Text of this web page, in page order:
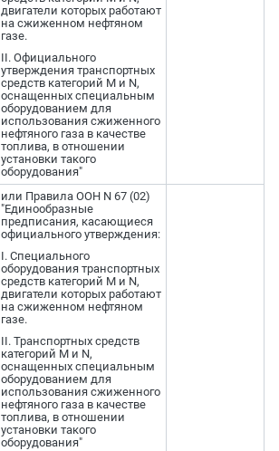
двигатели которых работают
на сжиженном нефтяном
газе.
II. Официального
утверждения транспортных
средств категорий M и N,
оснащенных специальным
оборудованием для
использования сжиженного
нефтяного газа в качестве
топлива, в отношении
установки такого
оборудования"
или Правила ООН N 67 (02)
"Единообразные
предписания, касающиеся
официального утверждения:
I. Специального
оборудования транспортных
средств категорий M и N,
двигатели которых работают
на сжиженном нефтяном
газе.
II. Транспортных средств
категорий M и N,
оснащенных специальным
оборудованием для
использования сжиженного
нефтяного газа в качестве
топлива, в отношении
установки такого
оборудования"